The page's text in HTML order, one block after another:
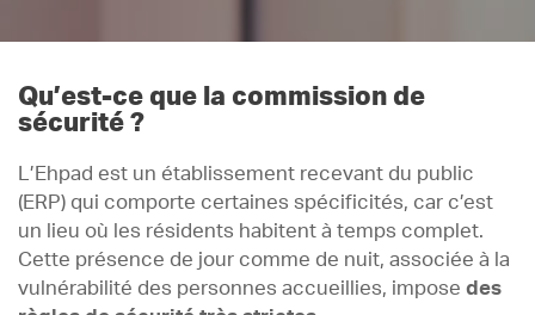
Qu’est-ce que la commission de
sécurité ?
L’Ehpad est un établissement recevant du public
(ERP) qui comporte certaines spécificités, car c’est
un lieu où les résidents habitent à temps complet.
Cette présence de jour comme de nuit, associée à la
vulnérabilité des personnes accueillies, impose des